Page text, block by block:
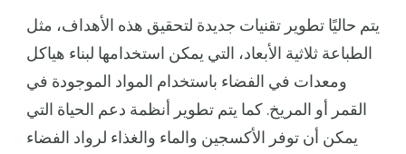
يتم حاليًا تطوير تقنيات جديدة لتحقيق هذه الأهداف، مثل
الطباعة ثلاثية الأبعاد، التي يمكن استخدامها لبناء هياكل
ومعدات في الفضاء باستخدام المواد الموجودة في
القمر أو المريخ. كما يتم تطوير أنظمة دعم الحياة التي
يمكن أن توفر الأكسجين والماء والغذاء لرواد الفضاء